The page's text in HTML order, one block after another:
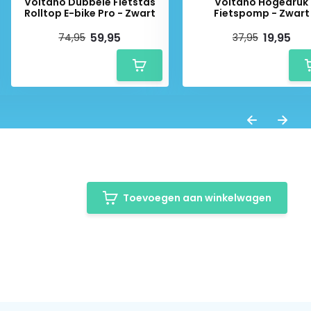
Rolltop E-bike Pro - Zwart
74,95 59,95
Fietspomp - Zwart
37,95 19,95
Toevoegen aan winkelwagen